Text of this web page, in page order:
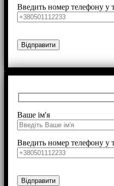
Введить номер телефону у
Ваше ім'я
Введить номер телефону у